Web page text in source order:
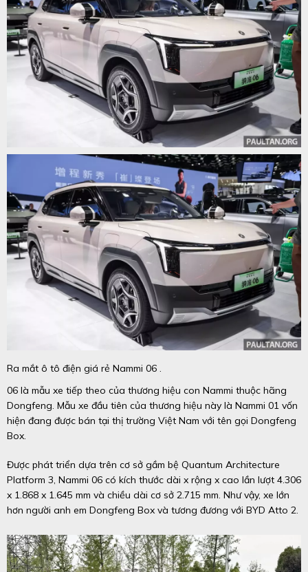
Ra mắt ô tô điện giá rẻ Nammi 06 .
06 là mẫu xe tiếp theo của thương hiệu con Nammi thuộc hãng
Dongfeng. Mẫu xe đầu tiên của thương hiệu này là Nammi 01 vốn
hiện đang được bán tại thị trường Việt Nam với tên gọi Dongfeng
Box.
Được phát triển dựa trên cơ sở gầm bệ Quantum Architecture
Platform 3, Nammi 06 có kích thước dài x rộng x cao lần lượt 4.306
x 1.868 x 1.645 mm và chiều dài cơ sở 2.715 mm. Như vậy, xe lớn
hơn người anh em Dongfeng Box và tương đương với BYD Atto 2.